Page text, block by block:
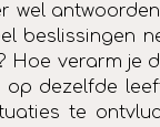
wel
beslissingen
Hoe verarm je
dezelfde
te